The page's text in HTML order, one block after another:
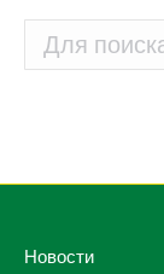
Новости